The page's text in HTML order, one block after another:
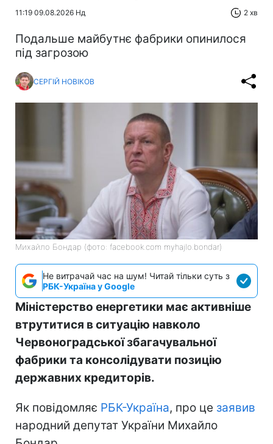
11:19 09.08.2026 Нд 2 хв
Подальше майбутнє фабрики опинилося
під загрозою
СЕРГІЙ НОВІКОВ
Михайло Бондар (фото: facebook.com myhajlo.bondar)
Не витрачай час на шум! Читай тільки суть з
РБК-Україна у Google
Міністерство енергетики має активніше
втрутитися в ситуацію навколо
Червоноградської збагачувальної
фабрики та консолідувати позицію
державних кредиторів.
Як повідомляє РБК-Україна, про це заявив
народний депутат України Михайло